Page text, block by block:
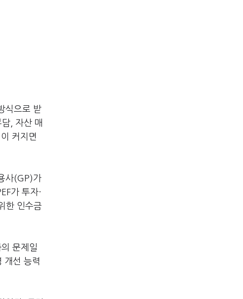
식으로 받
, 자산 매
커지면
사(GP)가
가 투자·
한 인수금
문제일
개선 능력